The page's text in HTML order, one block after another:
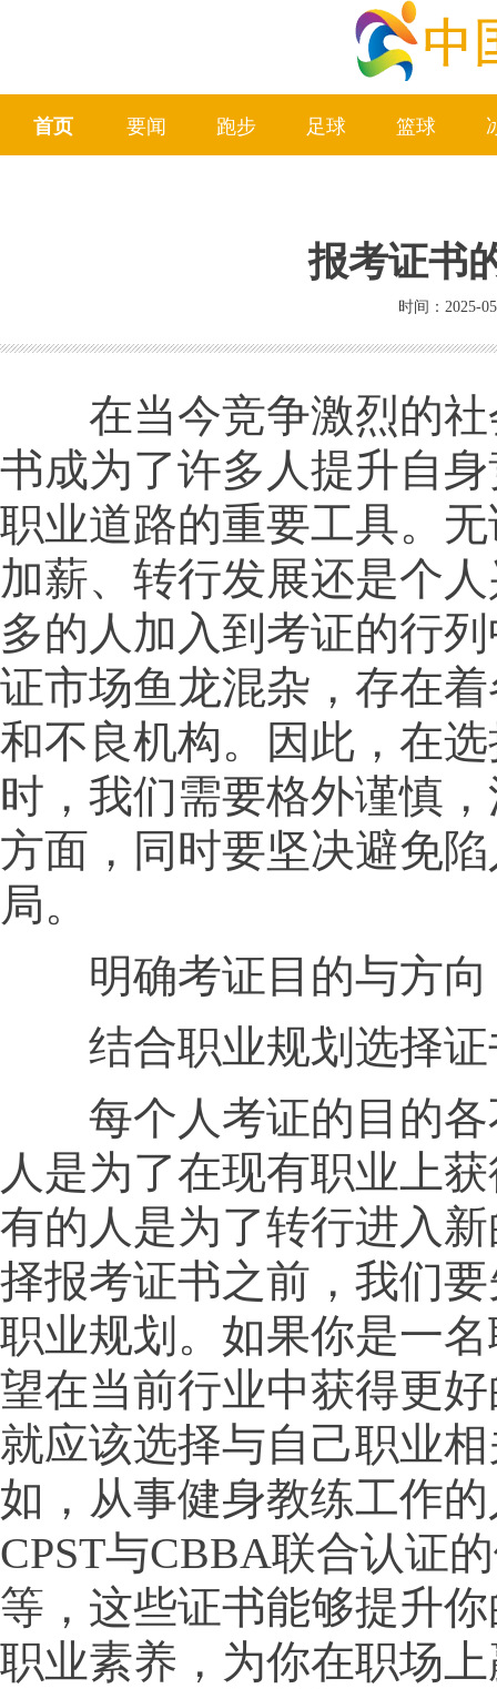
首页 要闻 跑步 足球 篮球
报考证书
时间：2025-
在当今竞争激烈的社
书成为了许多人提升自
职业道路的重要工具。
加薪、转行发展还是个
多的人加入到考证的行
证市场鱼龙混杂，存在
和不良机构。因此，在
时，我们需要格外谨慎
方面，同时要坚决避免
局。
明确考证目的与方向
结合职业规划选择证
每个人考证的目的各
人是为了在现有职业上
有的人是为了转行进入
择报考证书之前，我们
职业规划。如果你是一
望在当前行业中获得更
就应该选择与自己职业
如，从事健身教练工作
CPST与CBBA联合认证
等，这些证书能够提升
职业素养，为你在职场